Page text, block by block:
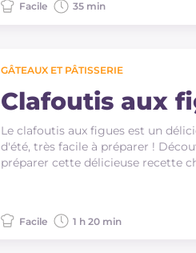
Facile 35 min
GÂTEAUX ET PÂTISSERIE
Clafoutis aux
Le clafoutis aux figues est un
d'été, très facile à préparer !
préparer cette délicieuse recette
Facile 1 h 20 min